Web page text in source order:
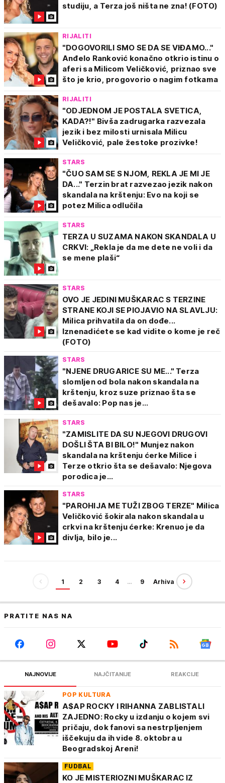
studiju, a Terza još ništa ne zna! (FOTO)
RIJALITI
"DOGOVORILI SMO SE DA SE VIĐAMO..."
Anđelo Ranković konačno otkrio istinu o
aferi sa Milicom Veličković, priznao sve
što je krio, progovorio o nagim fotkama
RIJALITI
"ODJEDNOM JE POSTALA SVETICA,
KADA?!" Bivša zadrugarka razvezala
jezik i bez milosti urnisala Milicu
Veličković, pale žestoke prozivke!
STARS
"ČUO SAM SE S NJOM, REKLA JE MI JE
DA..." Terzin brat razvezao jezik nakon
skandala na krštenju: Evo na koji se
potez Milica odlučila
STARS
TERZA U SUZAMA NAKON SKANDALA U
CRKVI: „Rekla je da me dete ne voli i da
se mene plaši“
STARS
OVO JE JEDINI MUŠKARAC S TERZINE
STRANE KOJI SE PIOJAVIO NA SLAVLJU:
Milica prihvatila da on dođe...
Iznenadićete se kad vidite o kome je reč
(FOTO)
STARS
"NJENE DRUGARICE SU ME..." Terza
slomljen od bola nakon skandala na
krštenju, kroz suze priznao šta se
dešavalo: Pop nas je...
STARS
"ZAMISLITE DA SU NJEGOVI DRUGOVI
DOŠLI ŠTA BI BILO!" Munjez nakon
skandala na krštenju ćerke Milice i
Terze otkrio šta se dešavalo: Njegova
porodica je...
STARS
"PAROHIJA ME TUŽI ZBOG TERZE" Milica
Veličković šokirala nakon skandala u
crkvi na krštenju ćerke: Krenuo je da
divlja, bilo je...
1 2 3 4 … 9 Arhiva
PRATITE NAS NA
NAJNOVIJE NAJČITANIJE REAKCIJE
POP KULTURA
A$AP ROCKY I RIHANNA ZABLISTALI
ZAJEDNO: Rocky u izdanju o kojem svi
pričaju, dok fanovi sa nestrpljenjem
iščekuju da ih vide 8. oktobra u
Beogradskoj Areni!
FUDBAL
KO JE MISTERIOZNI MUŠKARAC IZ